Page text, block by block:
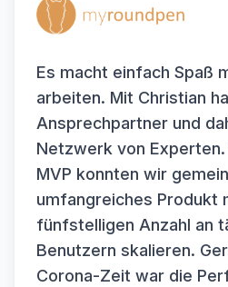
Es macht einfach Spaß
arbeiten. Mit Christian
Ansprechpartner und
Netzwerk von
MVP konnten wir
umfangreiches Produkt
fünfstelligen Anzahl an
Benutzern skalieren.
Corona-Zeit war die